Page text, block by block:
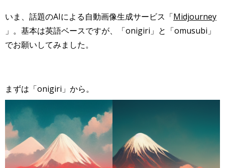
いま、話題のAIによる自動画像生成サービス「Midjourney
」。基本は英語ベースですが、「onigiri」と「omusubi」
でお願いしてみました。
まずは「onigiri」から。